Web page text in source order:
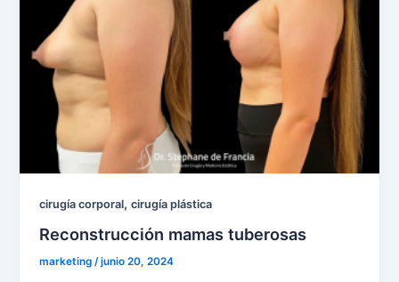
cirugía corporal,cirugía plástica
Reconstrucción mamas tuberosas
marketing/junio 20, 2024